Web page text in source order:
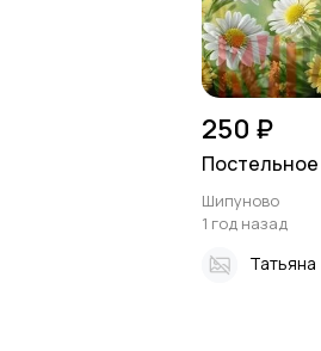
250 ₽
Шипуново
1 год назад
Татьяна